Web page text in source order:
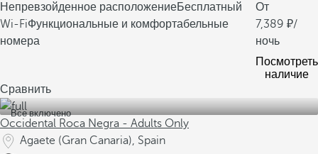
Непревзойденное расположениеБесплатный
Wi-FiФункциональные и комфортабельные
номера
От
7,389
/
ночь
Посмотреть
наличие
Сравнить
Все включено
Occidental Roca Negra - Adults Only
Agaete (Gran Canaria), Spain